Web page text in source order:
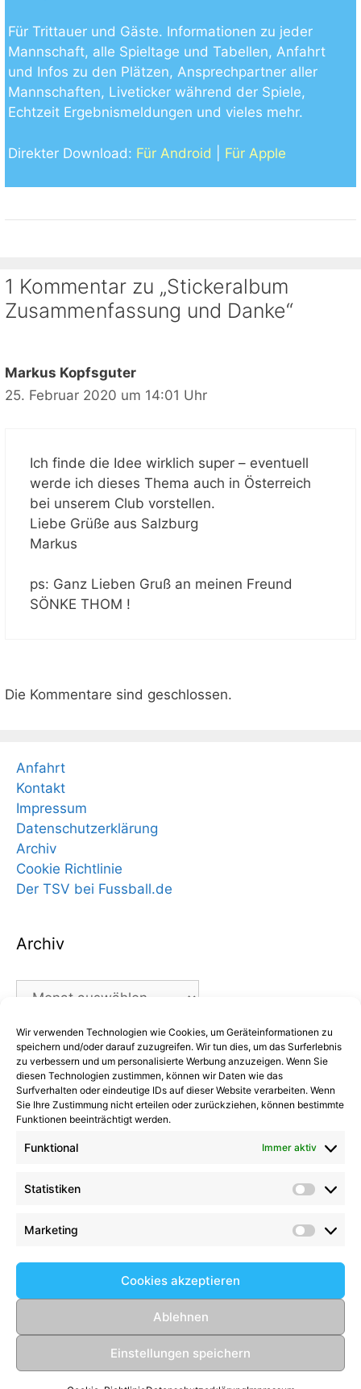
Wir verwenden Technologien wie Cookies, um Geräteinformationen zu
speichern und/oder darauf zuzugreifen. Wir tun dies, um das Surferlebnis
zu verbessern und um personalisierte Werbung anzuzeigen. Wenn Sie
diesen Technologien zustimmen, können wir Daten wie das
Surfverhalten oder eindeutige IDs auf dieser Website verarbeiten. Wenn
Sie Ihre Zustimmung nicht erteilen oder zurückziehen, können bestimmte
Funktionen beeinträchtigt werden.
Funktional Immer aktiv
Statistiken
Marketing
Cookies akzeptieren
Ablehnen
Einstellungen speichern
Für Trittauer und Gäste. Informationen zu jeder
Mannschaft, alle Spieltage und Tabellen, Anfahrt
und Infos zu den Plätzen, Ansprechpartner aller
Mannschaften, Liveticker während der Spiele,
Echtzeit Ergebnismeldungen und vieles mehr.
Direkter Download: Für Android Für Apple
1 Kommentar zu „Stickeralbum
Zusammenfassung und Danke“
Markus Kopfsguter
25. Februar 2020 um 14:01 Uhr
Ich finde die Idee wirklich super – eventuell
werde ich dieses Thema auch in Österreich
bei unserem Club vorstellen.
Liebe Grüße aus Salzburg
Markus
ps: Ganz Lieben Gruß an meinen Freund
SÖNKE THOM !
Die Kommentare sind geschlossen.
Anfahrt
Kontakt
Impressum
Datenschutzerklärung
Archiv
Cookie Richtlinie
Der TSV bei Fussball.de
Archiv
Archiv
Kategorien
Kategorien
Kommentare
Aufgalopp mit neuen Gesichtern: TSV Trittau
beendet seine Karriere: Ein paar Worte zum
2008er setzen Ihre
beeindruckende Erfolgsserie fort